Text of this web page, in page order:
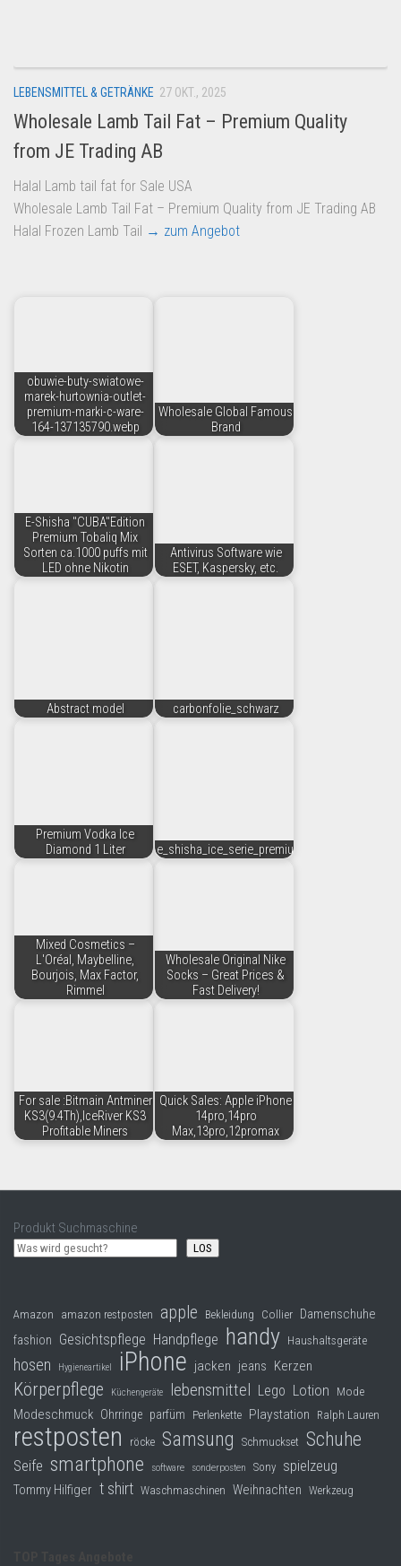
Amazon
Aldi
Lidl
Kostenlos verkaufen
Anmelden
LEBENSMITTEL & GETRÄNKE 27 OKT., 2025
Wholesale Lamb Tail Fat – Premium Quality
from JE Trading AB
Halal Lamb tail fat for Sale USA
Wholesale Lamb Tail Fat – Premium Quality from JE Trading AB
Halal Frozen Lamb Tail → zum Angebot
obuwie-buty-swiatowe-
marek-hurtownia-outlet-
premium-marki-c-ware-
164-137135790.webp
Wholesale Global Famous
Brand
E-Shisha "CUBA"Edition
Premium Tobaliq Mix
Sorten ca.1000 puffs mit
LED ohne Nikotin
Antivirus Software wie
ESET, Kaspersky, etc.
Abstract model carbonfolie_schwarz
Premium Vodka Ice
Diamond 1 Liter
e_shisha_ice_serie_premium
Mixed Cosmetics –
L'Oréal, Maybelline,
Bourjois, Max Factor,
Rimmel
Wholesale Original Nike
Socks – Great Prices &
Fast Delivery!
For sale :Bitmain Antminer
KS3(9.4Th),IceRiver KS3
Profitable Miners
Quick Sales: Apple iPhone
14pro,14pro
Max,13pro,12promax
Produkt Suchmaschine
LOS
Amazon amazon restposten apple Bekleidung Collier Damenschuhe
fashion Gesichtspflege Handpflege handy Haushaltsgeräte
hosen Hygieneartikel iPhone jacken jeans Kerzen
Körperpflege Küchengeräte lebensmittel Lego Lotion Mode
Modeschmuck Ohrringe parfüm Perlenkette Playstation Ralph Lauren
restposten röcke Samsung Schmuckset Schuhe
Seife smartphone software sonderposten Sony spielzeug
Tommy Hilfiger t shirt Waschmaschinen Weihnachten Werkzeug